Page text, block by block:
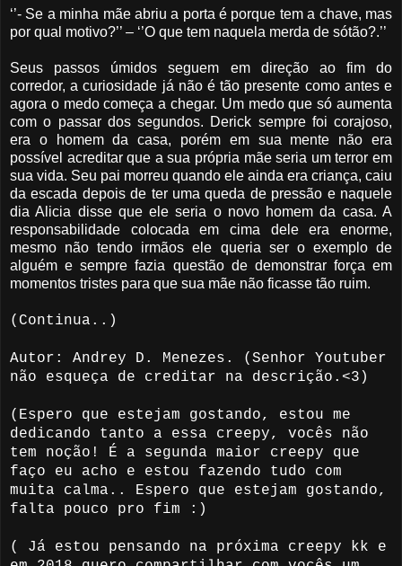
‘’- Se a minha mãe abriu a porta é porque tem a chave, mas
por qual motivo?’’ – ‘’O que tem naquela merda de sótão?.’’
Seus passos úmidos seguem em direção ao fim do
corredor, a curiosidade já não é tão presente como antes e
agora o medo começa a chegar. Um medo que só aumenta
com o passar dos segundos. Derick sempre foi corajoso,
era o homem da casa, porém em sua mente não era
possível acreditar que a sua própria mãe seria um terror em
sua vida. Seu pai morreu quando ele ainda era criança, caiu
da escada depois de ter uma queda de pressão e naquele
dia Alicia disse que ele seria o novo homem da casa. A
responsabilidade colocada em cima dele era enorme,
mesmo não tendo irmãos ele queria ser o exemplo de
alguém e sempre fazia questão de demonstrar força em
momentos tristes para que sua mãe não ficasse tão ruim.
(Continua..)
Autor: Andrey D. Menezes. (Senhor Youtuber
não esqueça de creditar na descrição.<3)
(Espero que estejam gostando, estou me
dedicando tanto a essa creepy, vocês não
tem noção! É a segunda maior creepy que
faço eu acho e estou fazendo tudo com
muita calma.. Espero que estejam gostando,
falta pouco pro fim :)
( Já estou pensando na próxima creepy kk e